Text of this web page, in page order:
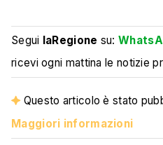
Segui laRegione su:
ricevi ogni mattina le notizie
Questo articolo è stato
Maggiori informazioni